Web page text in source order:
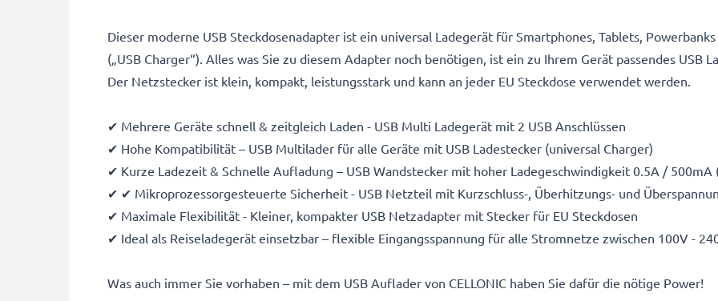
Dieser moderne USB Steckdosenadapter ist ein universal Ladegerät für Smartphones, Tablets,
(„USB Charger“). Alles was Sie zu diesem Adapter noch benötigen, ist ein zu Ihrem Gerät passendes USB
Der Netzstecker ist klein, kompakt, leistungsstark und kann an jeder EU Steckdose verwendet werden.
✔ Mehrere Geräte schnell & zeitgleich Laden - USB Multi Ladegerät mit 2 USB Anschlüssen
✔ Hohe Kompatibilität – USB Multilader für alle Geräte mit USB Ladestecker (universal Charger)
✔ Kurze Ladezeit & Schnelle Aufladung – USB Wandstecker mit hoher Ladegeschwindigkeit 0.5A / 500mA
✔ ✔ Mikroprozessorgesteuerte Sicherheit - USB Netzteil mit Kurzschluss-, Überhitzungs- und
✔ Maximale Flexibilität - Kleiner, kompakter USB Netzadapter mit Stecker für EU Steckdosen
✔ Ideal als Reiseladegerät einsetzbar – flexible Eingangsspannung für alle Stromnetze zwischen 100V -
Was auch immer Sie vorhaben – mit dem USB Auflader von CELLONIC haben Sie dafür die nötige Power!